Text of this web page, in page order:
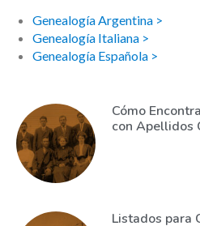
Genealogía Argentina >
Genealogía Italiana >
Genealogía Española >
Cómo
con Apellidos
Listados para